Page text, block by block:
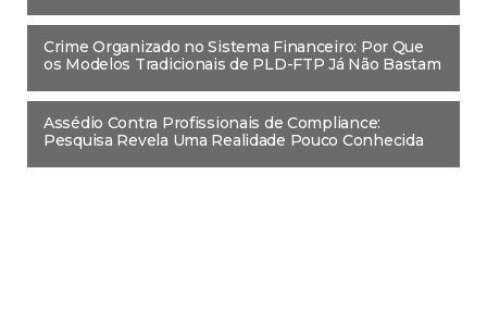
Crime Organizado no Sistema Financeiro: Por Que
os Modelos Tradicionais de PLD-FTP Já Não Bastam
Assédio Contra Profissionais de Compliance:
Pesquisa Revela Uma Realidade Pouco Conhecida